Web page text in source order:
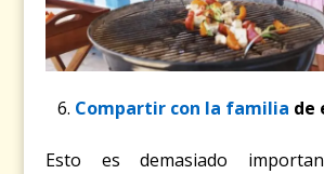
Compartir con la familia de
Esto es demasiado